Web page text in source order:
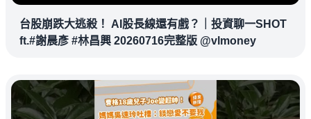
台股崩跌大逃殺！ AI股長線還有戲？｜投資聊一SHOT
ft.#謝晨彥 #林昌興 20260716完整版 @vlmoney